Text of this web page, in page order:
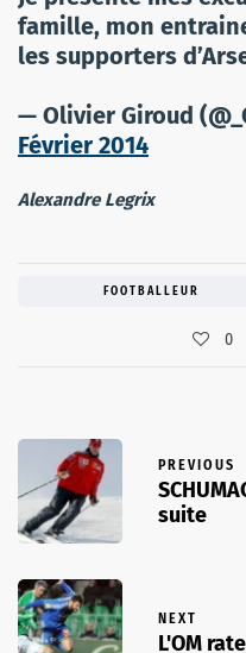
famille, mon
les supporters
— Olivier Giroud
Février 2014
Alexandre Legrix
FOOTBALLEUR
0
PREVIOUS
suite
NEXT
L'OM